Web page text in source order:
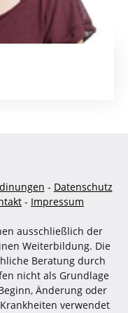
- Datenschutz
- Impressum
ausschließlich der
Weiterbildung. Die
Beratung durch
nicht als Grundlage
Änderung oder
verwendet